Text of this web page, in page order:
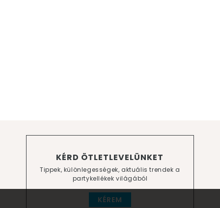
KÉRD ÖTLETLEVELÜNKET
Tippek, különlegességek, aktuális trendek a
partykellékek világából
KÉREM